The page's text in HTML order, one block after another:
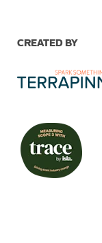
CREATED BY